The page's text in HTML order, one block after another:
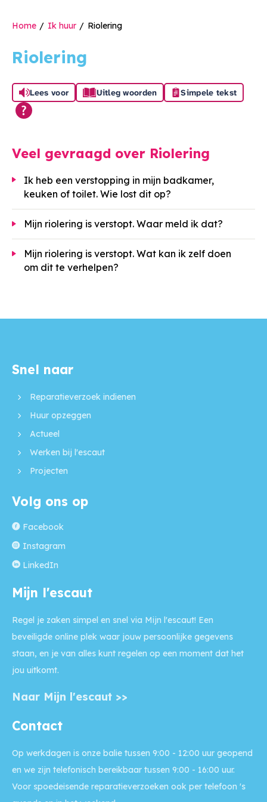
Home Ik huur Riolering
Riolering
Lees voor Uitleg woorden Simpele tekst
Veel gevraagd over Riolering
Ik heb een verstopping in mijn badkamer,
keuken of toilet. Wie lost dit op?
Mijn riolering is verstopt. Waar meld ik dat?
Mijn riolering is verstopt. Wat kan ik zelf doen
om dit te verhelpen?
Contactinformatie
Snel naar
Reparatieverzoek indienen
Huur opzeggen
Actueel
Werken bij l'escaut
Projecten
Volg ons op
Facebook
Instagram
LinkedIn
Mijn l'escaut
Regel je zaken simpel en snel via Mijn l'escaut! Een
beveiligde online plek waar jouw persoonlijke gegevens
staan, en je van alles kunt regelen op een moment dat het
jou uitkomt.
Naar Mijn l'escaut >>
Contact
Op werkdagen is onze balie tussen 9:00 - 12:00 uur geopend
en we zijn telefonisch bereikbaar tussen 9:00 - 16:00 uur.
Voor spoedeisende reparatieverzoeken ook per telefoon 's